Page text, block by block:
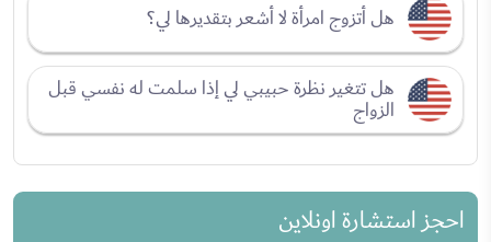
هل أتزوج امرأة لا أشعر بتقديرها لي؟
هل تتغير نظرة حبيبي لي إذا سلمت له نفسي قبل
الزواج
احجز استشارة اونلاين